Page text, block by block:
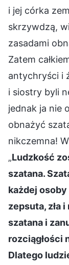
i jej córka
skrzywdzą,
zasadami
Zatem
antychryści i
i siostry byli
jednak ja nie
obnażyć
nikczemna!
„Ludzkość
szatana.
każdej
zepsuta, zła
szatana i
rozciągłości
Dlatego